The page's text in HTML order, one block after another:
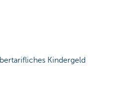
Kindergeld